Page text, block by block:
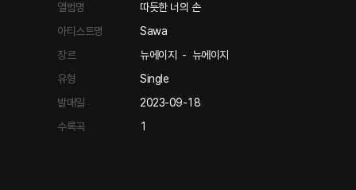
앨범명
따듯한 너의 손
아티스트명
Sawa
장르
뉴에이지 - 뉴에이지
유형
Single
발매일
2023-09-18
수록곡
1